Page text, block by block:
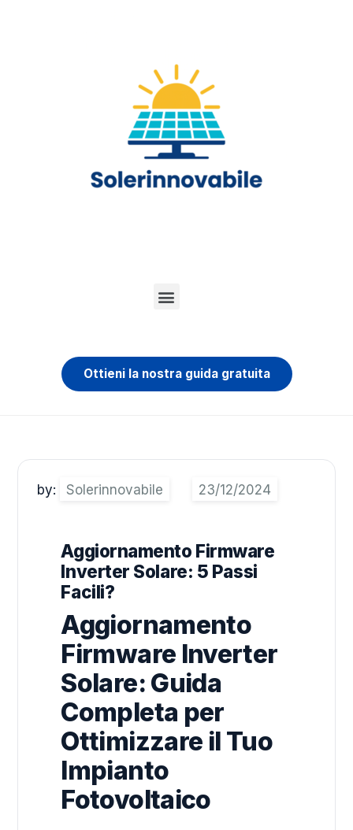
Ottieni la nostra guida gratuita
by: Solerinnovabile
Aggiornamento Firmware
Inverter Solare: 5 Passi
Facili?
Aggiornamento
Firmware Inverter
Solare: Guida
Completa per
Ottimizzare il Tuo
Impianto
Fotovoltaico